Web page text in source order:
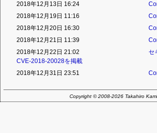
2018年12月13日 16:24
2018年12月19日 11:16
2018年12月20日 16:30
2018年12月21日 11:39
2018年12月22日 21:02
セ
CVE-2018-20028を掲載
2018年12月31日 23:51
Copyright © 2008-2026 Takahiro